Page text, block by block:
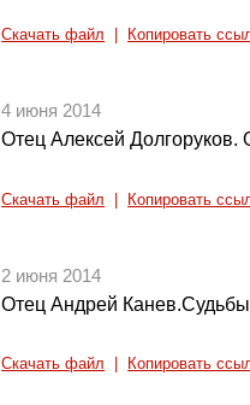
Скачать файл Копировать
4 июня 2014
Отец Алексей Долгоруков.
Скачать файл Копировать
2 июня 2014
Отец Андрей
Скачать файл Копировать